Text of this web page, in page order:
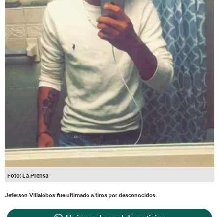
Foto: La Prensa
Jeferson Villalobos fue ultimado a tiros por desconocidos.